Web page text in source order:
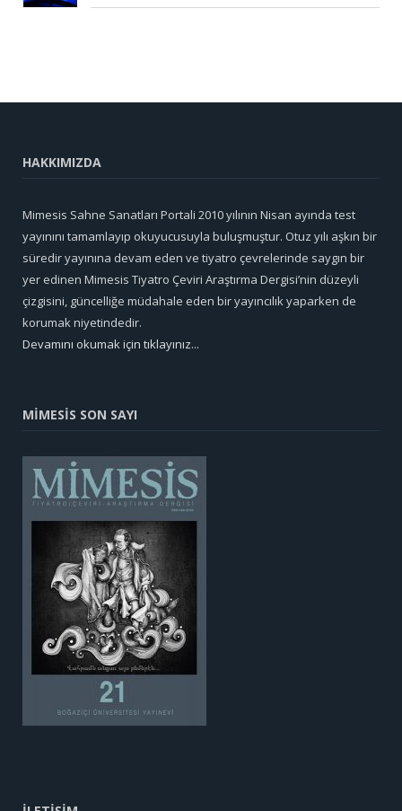
HAKKIMIZDA
Mimesis Sahne Sanatları Portali 2010 yılının Nisan ayında test
yayınını tamamlayıp okuyucusuyla buluşmuştur. Otuz yılı aşkın bir
süredir yayınına devam eden ve tiyatro çevrelerinde saygın bir
yer edinen Mimesis Tiyatro Çeviri Araştırma Dergisi’nin düzeyli
çizgisini, güncelliğe müdahale eden bir yayıncılık yaparken de
korumak niyetindedir.
Devamını okumak için tıklayınız...
MİMESİS SON SAYI